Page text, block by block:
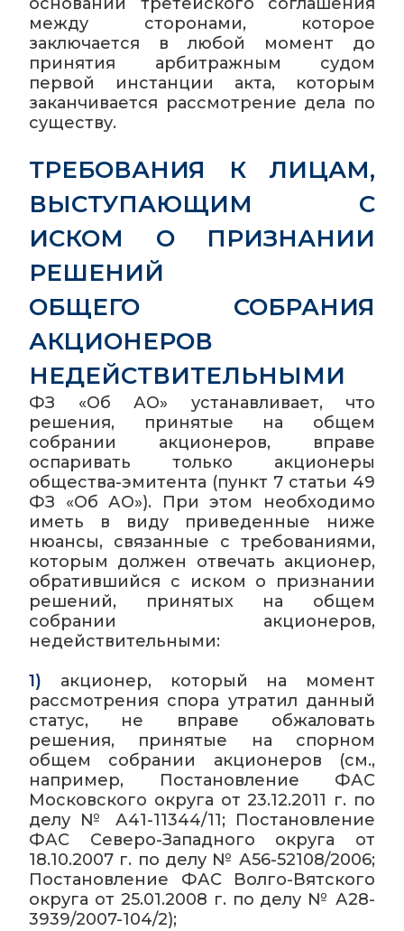
между сторонами, которое
заключается в любой момент до
принятия арбитражным судом
первой инстанции акта, которым
заканчивается рассмотрение дела по
существу.
ТРЕБОВАНИЯ К ЛИЦАМ,
ВЫСТУПАЮЩИМ С
ИСКОМ О ПРИЗНАНИИ
РЕШЕНИЙ
ОБЩЕГО СОБРАНИЯ
АКЦИОНЕРОВ
НЕДЕЙСТВИТЕЛЬНЫМИ
ФЗ «Об АО» устанавливает, что
решения, принятые на общем
собрании акционеров, вправе
оспаривать только акционеры
общества-эмитента (пункт 7 статьи 49
ФЗ «Об АО»). При этом необходимо
иметь в виду приведенные ниже
нюансы, связанные с требованиями,
которым должен отвечать акционер,
обратившийся с иском о признании
решений, принятых на общем
собрании акционеров,
недействительными:
1) акционер, который на момент
рассмотрения спора утратил данный
статус, не вправе обжаловать
решения, принятые на спорном
общем собрании акционеров (см.,
например, Постановление ФАС
Московского округа от 23.12.2011 г. по
делу № А41-11344/11; Постановление
ФАС Северо-Западного округа от
18.10.2007 г. по делу № А56-52108/2006;
Постановление ФАС Волго-Вятского
округа от 25.01.2008 г. по делу № А28-
3939/2007-104/2);